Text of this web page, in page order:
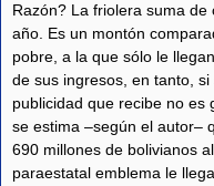
Razón? La friolera suma
año. Es un montón
pobre, a la que sólo le
de sus ingresos, en tanto,
publicidad que recibe no es
se estima –según el autor–
690 millones de bolivianos
paraestatal emblema le